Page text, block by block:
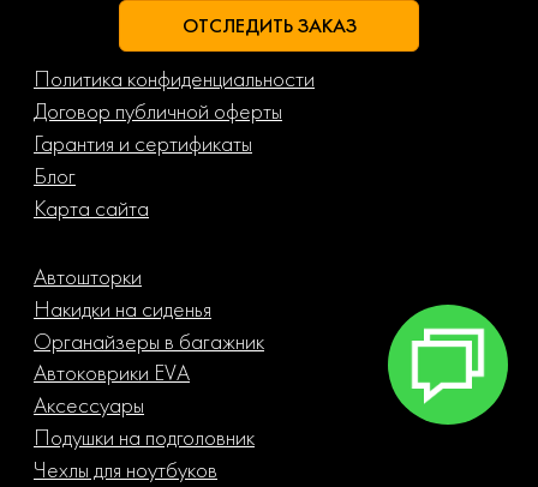
ОТСЛЕДИТЬ ЗАКАЗ
Политика конфиденциальности
Договор публичной оферты
Гарантия и сертификаты
Блог
Карта сайта
Автошторки
Накидки на сиденья
Органайзеры в багажник
Автоковрики EVA
Аксессуары
Подушки на подголовник
Чехлы для ноутбуков